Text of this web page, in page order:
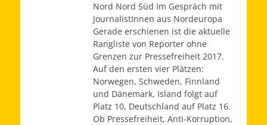
Nord Nord Süd Im Gespräch mit
JournalistInnen aus Nordeuropa
Gerade erschienen ist die aktuelle
Rangliste von Reporter ohne
Grenzen zur Pressefreiheit 2017.
Auf den ersten vier Plätzen:
Norwegen, Schweden, Finnland
und Dänemark, Island folgt auf
Platz 10, Deutschland auf Platz 16.
Ob Pressefreiheit, Anti-Korruption,